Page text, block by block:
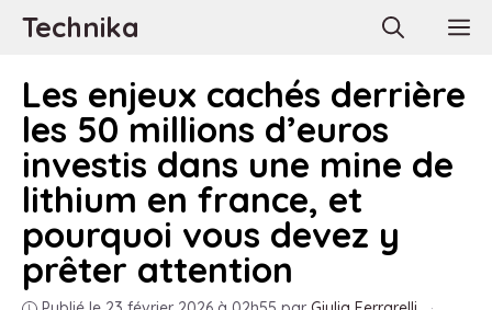
AllerTechnika
Les enjeux cachés derrière
les 50 millions d’euros
investis dans une mine de
lithium en france, et
pourquoi vous devez y
prêter attention